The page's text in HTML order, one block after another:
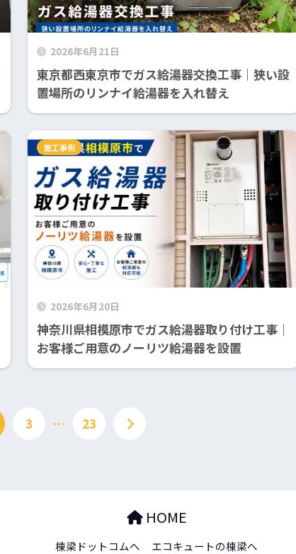
2026年6月21日
東京都西東京市でガス給湯器交換工事｜狭い設
置場所のリンナイ給湯器を入れ替え
2026年6月20日
神奈川県相模原市でガス給湯器取り付け工事｜
お客様ご用意のノーリツ給湯器を設置
施工事例
3 … 23
HOME
棟梁ドットコムへ エコキュートの棟梁へ